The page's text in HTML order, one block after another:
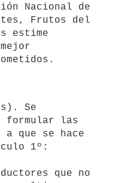
Nacional de
Frutos del
estime
formular las
que se hace
1º:
que no